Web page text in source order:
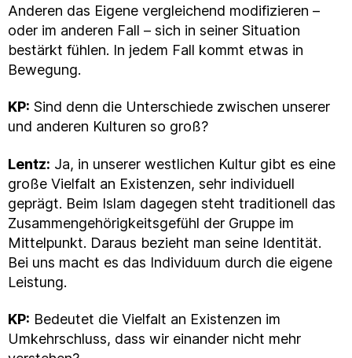
Anderen das Eigene vergleichend modifizieren –
oder im anderen Fall – sich in seiner Situation
bestärkt fühlen. In jedem Fall kommt etwas in
Bewegung.
KP: Sind denn die Unterschiede zwischen unserer
und anderen Kulturen so groß?
Lentz: Ja, in unserer westlichen Kultur gibt es eine
große Vielfalt an Existenzen, sehr individuell
geprägt. Beim Islam dagegen steht traditionell das
Zusammengehörigkeitsgefühl der Gruppe im
Mittelpunkt. Daraus bezieht man seine Identität.
Bei uns macht es das Individuum durch die eigene
Leistung.
KP: Bedeutet die Vielfalt an Existenzen im
Umkehrschluss, dass wir einander nicht mehr